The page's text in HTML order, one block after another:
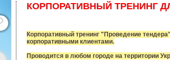
КОРПОРАТИВНЫЙ ТРЕНИНГ
Корпоративный тренинг "Проведение
корпоративными клиентами.
Проводится в любом городе на территории